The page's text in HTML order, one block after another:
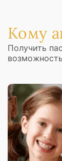
Кому
Получить